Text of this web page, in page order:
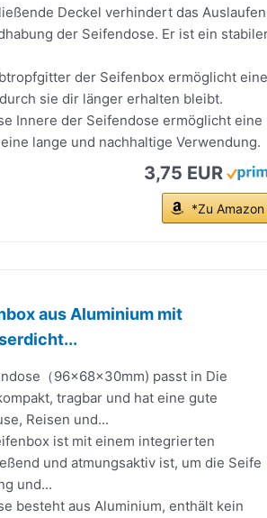
Deckel verhindert das Auslaufen
der Seifendose. Er ist ein
der Seifenbox ermöglicht eine
sie dir länger erhalten bleibt.
Innere der Seifendose ermöglicht eine
lange und nachhaltige Verwendung.
3,75 EUR
*Zu Amazon
aus Aluminium mit
（96×68×30mm) passt in Die
tragbar und hat eine gute
Reisen und...
ist mit einem integrierten
und atmungsaktiv ist, um die Seife
und...
besteht aus Aluminium, enthält kein